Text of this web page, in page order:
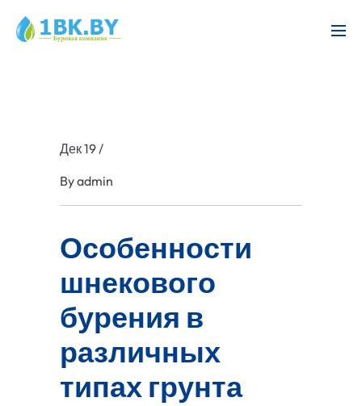
Дек 19/
Byadmin
Особенности
шнекового
бурения в
различных
типах грунта